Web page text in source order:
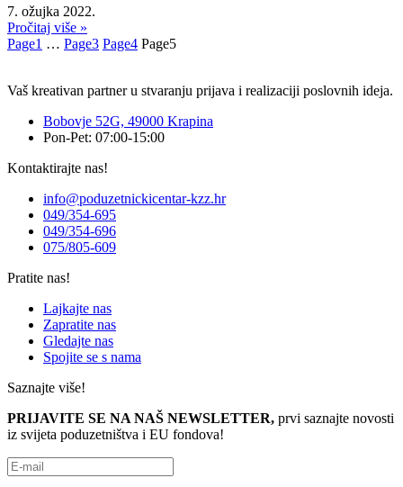
7. ožujka 2022.
Pročitaj više »
Page1 … Page3 Page4 Page5
Vaš kreativan partner u stvaranju prijava i realizaciji poslovnih ideja.
Bobovje 52G, 49000 Krapina
Pon-Pet: 07:00-15:00
Kontaktirajte nas!
info@poduzetnickicentar-kzz.hr
049/354-695
049/354-696
075/805-609
Pratite nas!
Lajkajte nas
Zapratite nas
Gledajte nas
Spojite se s nama
Saznajte više!
PRIJAVITE SE NA NAŠ NEWSLETTER, prvi saznajte novosti
iz svijeta poduzetništva i EU fondova!